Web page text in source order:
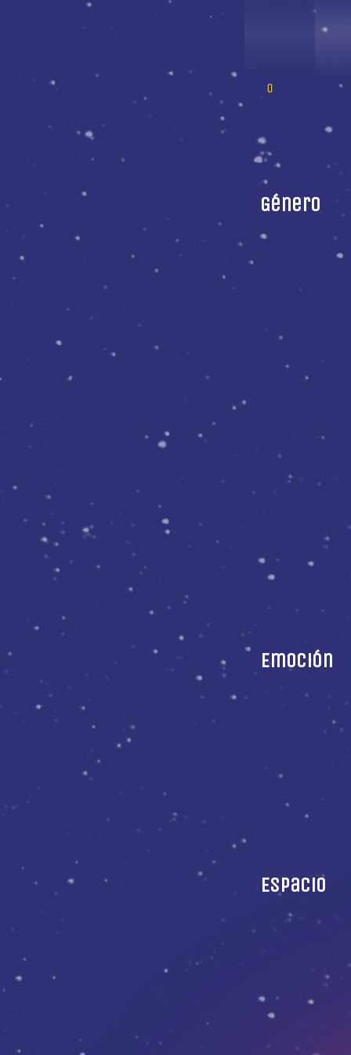
Género
Emoción
Espacio